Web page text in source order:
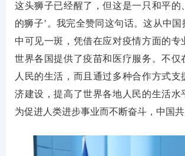
这头狮子已经醒了，但这是一只和平的
的狮子’。我完全赞同这句话。这从中
中可见一斑，凭借在应对疫情方面的专
世界各国提供了疫苗和医疗服务。不仅
人民的生活，而且通过多种合作方式支
济建设，提高了世界各地人民的生活水
为促进人类进步事业而不断奋斗，中国